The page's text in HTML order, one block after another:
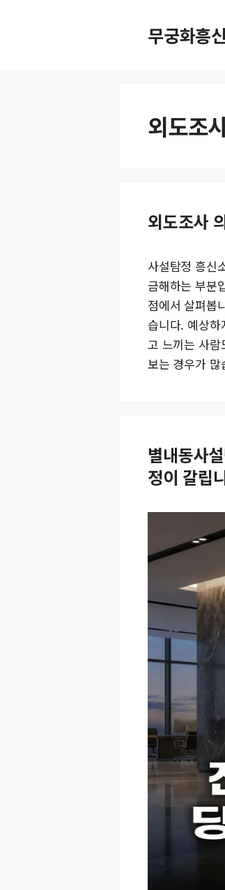
무궁화흥
외도조
외도조사
사설탐정 흥신
금해하는 부분
점에서 살펴봅
습니다. 예상
고 느끼는 사
보는 경우가
별내동사
정이 갈립